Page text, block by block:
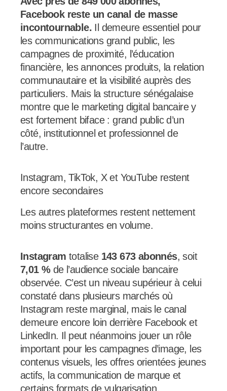
Facebook reste un canal de masse
incontournable. Il demeure essentiel pour
les communications grand public, les
campagnes de proximité, l’éducation
financière, les annonces produits, la relation
communautaire et la visibilité auprès des
particuliers. Mais la structure sénégalaise
montre que le marketing digital bancaire y
est fortement biface : grand public d’un
côté, institutionnel et professionnel de
l’autre.
Instagram, TikTok, X et YouTube restent
encore secondaires
Les autres plateformes restent nettement
moins structurantes en volume.
Instagram totalise 143 673 abonnés, soit
7,01 %de l’audience sociale bancaire
observée. C’est un niveau supérieur à celui
constaté dans plusieurs marchés où
Instagram reste marginal, mais le canal
demeure encore loin derrière Facebook et
LinkedIn. Il peut néanmoins jouer un rôle
important pour les campagnes d’image, les
contenus visuels, les offres orientées jeunes
actifs, la communication de marque et
certains formats de vulgarisation.